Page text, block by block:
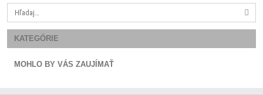
Search
KATEGÓRIE
MOHLO BY VÁS ZAUJÍMAŤ